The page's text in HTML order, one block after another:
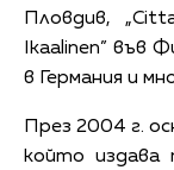
Пловдив,
Ikaalinen” във
в Германия и
През 2004 г.
който издава